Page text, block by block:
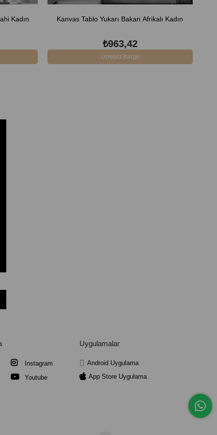
Kadın Kanvas Tablo Yukarı Bakan Afrikalı Kadın
₺963,42
Ücretsiz Kargo
Instagram
Youtube
Uygulamalar
Android Uygulama
App Store Uygulama